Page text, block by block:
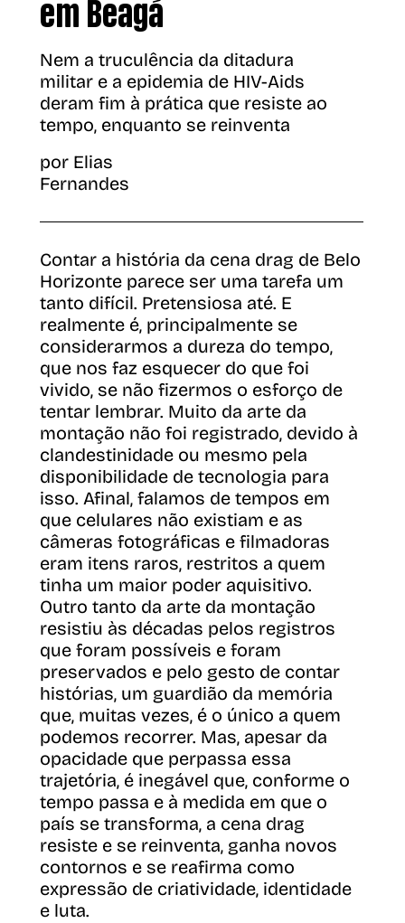
em Beagá
Nem a truculência da ditadura
militar e a epidemia de HIV-Aids
deram fim à prática que resiste ao
tempo, enquanto se reinventa
por Elias
Fernandes
Contar a história da cena drag de Belo
Horizonte parece ser uma tarefa um
tanto difícil. Pretensiosa até. E
realmente é, principalmente se
considerarmos a dureza do tempo,
que nos faz esquecer do que foi
vivido, se não fizermos o esforço de
tentar lembrar. Muito da arte da
montação não foi registrado, devido à
clandestinidade ou mesmo pela
disponibilidade de tecnologia para
isso. Afinal, falamos de tempos em
que celulares não existiam e as
câmeras fotográficas e filmadoras
eram itens raros, restritos a quem
tinha um maior poder aquisitivo.
Outro tanto da arte da montação
resistiu às décadas pelos registros
que foram possíveis e foram
preservados e pelo gesto de contar
histórias, um guardião da memória
que, muitas vezes, é o único a quem
podemos recorrer. Mas, apesar da
opacidade que perpassa essa
trajetória, é inegável que, conforme o
tempo passa e à medida em que o
país se transforma, a cena drag
resiste e se reinventa, ganha novos
contornos e se reafirma como
expressão de criatividade, identidade
e luta.